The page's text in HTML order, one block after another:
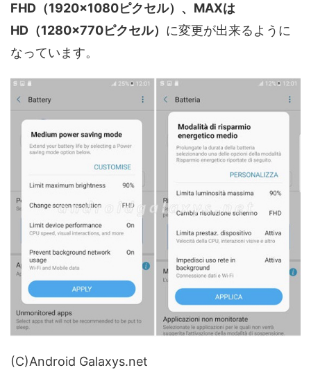
FHD（1920×1080ピクセル）、MAXは
HD（1280×770ピクセル） に変更が出来るように
なっています。
(C)Android Galaxys.net